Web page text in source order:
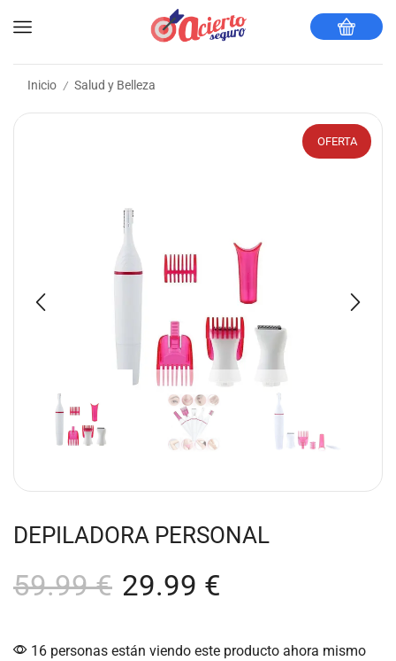
Inicio / Salud y Belleza
OFERTA
DEPILADORA PERSONAL
59.99€ 29.99 €
16 personas están viendo este producto ahora mismo